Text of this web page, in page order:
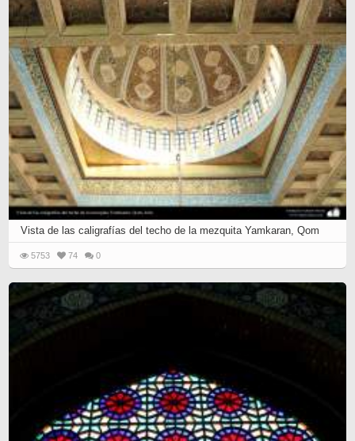
Vista de las caligrafías del techo de la mezquita Yamkaran, Qom
5753 74 0